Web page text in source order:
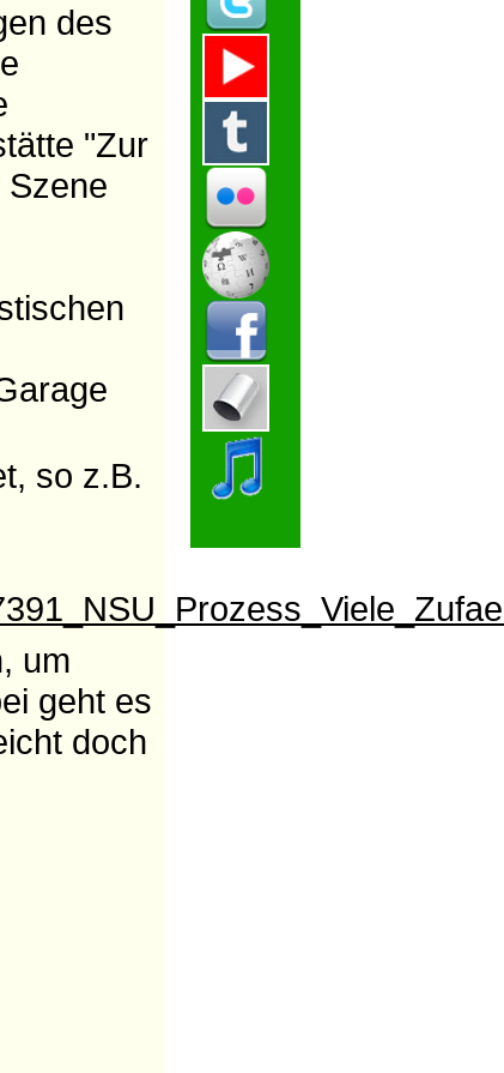
des
"Zur
so z.B.
um
geht es
doch